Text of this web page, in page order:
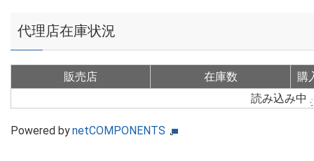
代理店在庫状況
販売店 在庫数
購
読み込み中
Powered bynetCOMPONENTS